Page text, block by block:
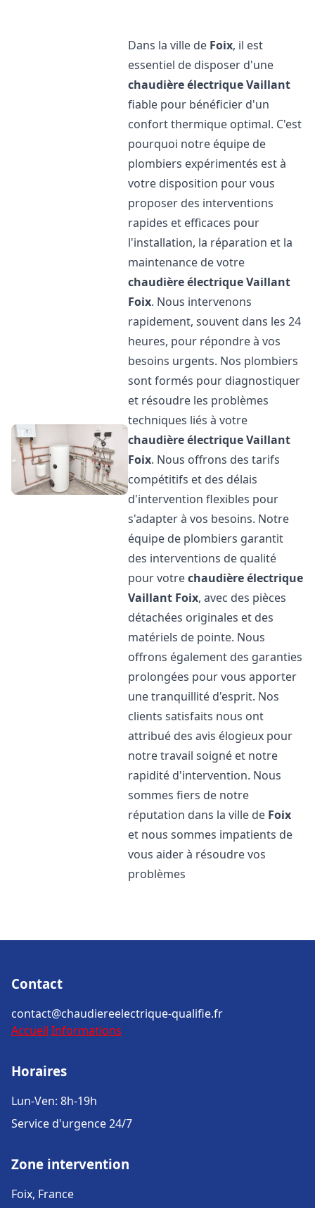
Dans la ville de Foix, il est
essentiel de disposer d'une
chaudière électrique Vaillant
fiable pour bénéficier d'un
confort thermique optimal. C'est
pourquoi notre équipe de
plombiers expérimentés est à
votre disposition pour vous
proposer des interventions
rapides et efficaces pour
l'installation, la réparation et la
maintenance de votre
chaudière électrique Vaillant
Foix. Nous intervenons
rapidement, souvent dans les 24
heures, pour répondre à vos
besoins urgents. Nos plombiers
sont formés pour diagnostiquer
et résoudre les problèmes
techniques liés à votre
chaudière électrique Vaillant
Foix. Nous offrons des tarifs
compétitifs et des délais
d'intervention flexibles pour
s'adapter à vos besoins. Notre
équipe de plombiers garantit
des interventions de qualité
pour votrechaudière électrique
Vaillant Foix, avec des pièces
détachées originales et des
matériels de pointe. Nous
offrons également des garanties
prolongées pour vous apporter
une tranquillité d'esprit. Nos
clients satisfaits nous ont
attribué des avis élogieux pour
notre travail soigné et notre
rapidité d'intervention. Nous
sommes fiers de notre
réputation dans la ville de Foix
et nous sommes impatients de
vous aider à résoudre vos
problèmes
Contact
contact@chaudiereelectrique-qualifie.fr
Accueil Informations
Horaires
Lun-Ven: 8h-19h
Service d'urgence 24/7
Zone intervention
Foix, France